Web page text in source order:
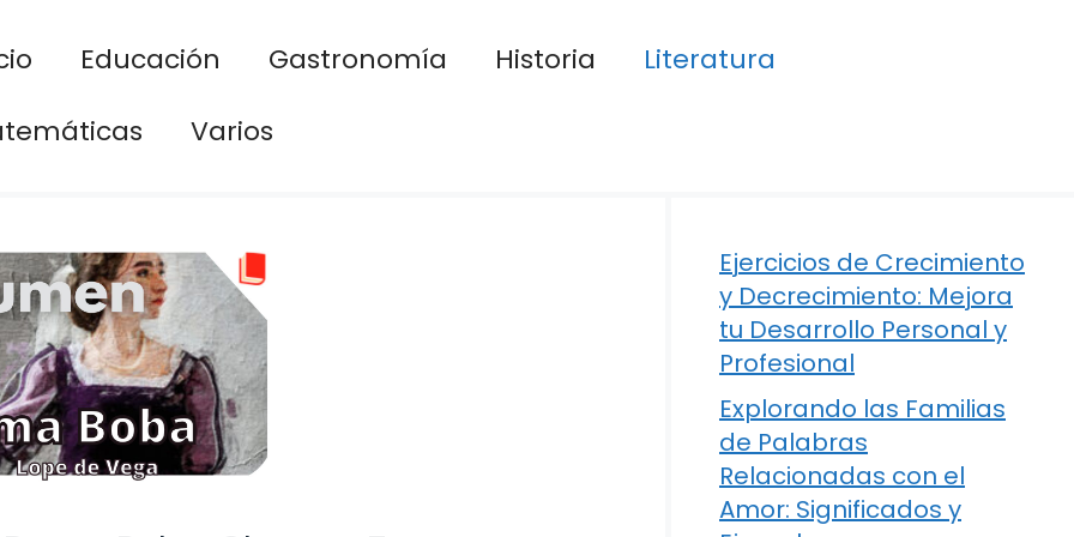
Educación Gastronomía Historia
Literatura
Varios
Ejercicios de Crecimiento
y Decrecimiento: Mejora
tu Desarrollo Personal y
Profesional
Explorando las Familias
de Palabras
Relacionadas con el
Amor: Significados y